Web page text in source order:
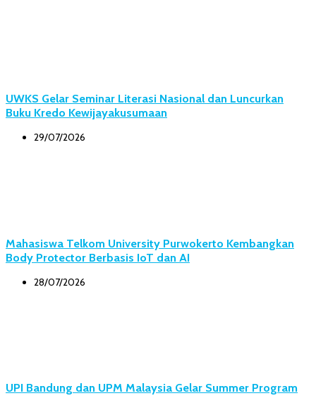
UWKS Gelar Seminar Literasi Nasional dan Luncurkan
Buku Kredo Kewijayakusumaan
29/07/2026
Mahasiswa Telkom University Purwokerto Kembangkan
Body Protector Berbasis IoT dan AI
28/07/2026
UPI Bandung dan UPM Malaysia Gelar Summer Program